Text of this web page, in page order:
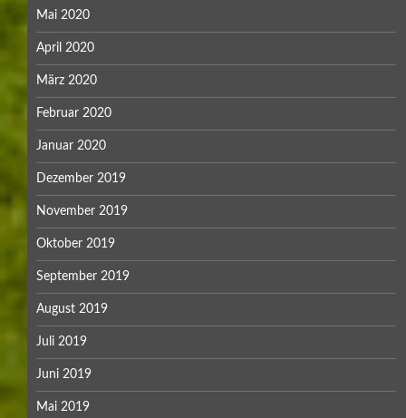
Mai 2020
April 2020
März 2020
Februar 2020
Januar 2020
Dezember 2019
November 2019
Oktober 2019
September 2019
August 2019
Juli 2019
Juni 2019
Mai 2019